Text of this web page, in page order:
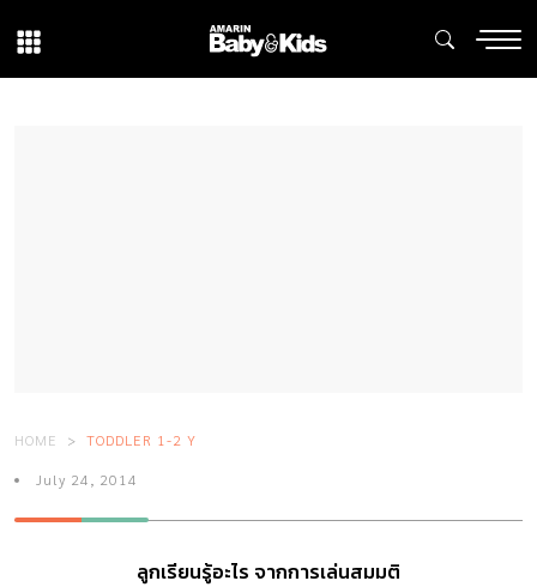
HOME TODDLER 1-2 Y
July 24, 2014
ลูกเรียนรู้อะไร จากการเล่นสมมติ